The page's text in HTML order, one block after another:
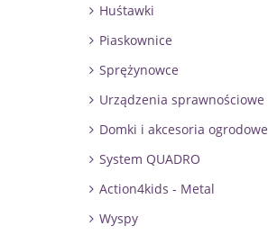
Huśtawki
Piaskownice
Sprężynowce
Urządzenia sprawnościowe
Domki i akcesoria ogrodowe
System QUADRO
Action4kids - Metal
Wyspy